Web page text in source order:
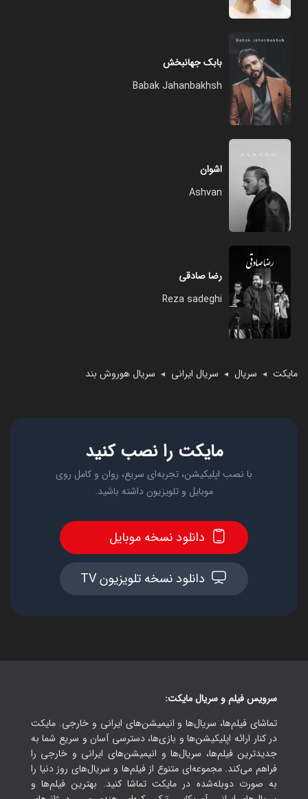
بابک جهانبخش
Babak Jahanbakhsh
اشوان
Ashvan
رضا صادقی
Reza sadeghi
مایکت ◄ سریال ◄ سریال ایرانی ◄ سریال هوروش بند
مایکت را نصب کنید
با نصب اپلیکیشن، تجربه‌ای سریع، روان و کامل روی
موبایل و تلویزیون داشته باشید.
دانلود نسخه موبایل
دانلود نسخه تلویزیون TV
سرویس فیلم و سریال مایکت:
تماشای فیلم‌ها، سریال‌ها و انیمیشن‌های ایرانی و خارجی. مایکت
در کنار ارائه اپلیکیشن‌ها و بازی‌ها، دسترسی آسان و سریع شما به
جدیدترین فیلم‌ها، سریال‌ها و انیمیشن‌های ایرانی و خارجی را
فراهم می‌کند. مجموعه‌ای متنوع از فیلم‌ها و سریال‌های روز دنیا را
به صورت دوبله‌شده در مایکت تماشا کنید. بهترین فیلم‌ها و